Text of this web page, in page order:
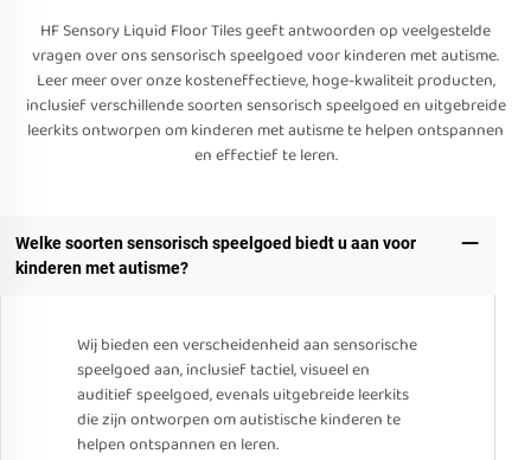
HF Sensory Liquid Floor Tiles geeft antwoorden op veelgestelde
vragen over ons sensorisch speelgoed voor kinderen met autisme.
Leer meer over onze kosteneffectieve, hoge-kwaliteit producten,
inclusief verschillende soorten sensorisch speelgoed en uitgebreide
leerkits ontworpen om kinderen met autisme te helpen ontspannen
en effectief te leren.
Welke soorten sensorisch speelgoed biedt u aan voor
kinderen met autisme?
Wij bieden een verscheidenheid aan sensorische
speelgoed aan, inclusief tactiel, visueel en
auditief speelgoed, evenals uitgebreide leerkits
die zijn ontworpen om autistische kinderen te
helpen ontspannen en leren.